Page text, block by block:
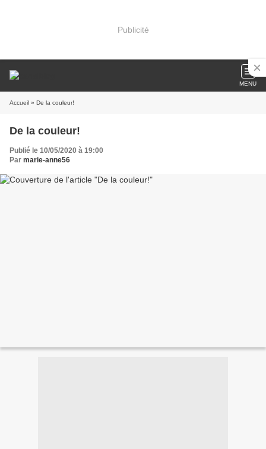
Publicité
MENU
Accueil » De la couleur!
De la couleur!
Publié le 10/05/2020 à 19:00
Par marie-anne56